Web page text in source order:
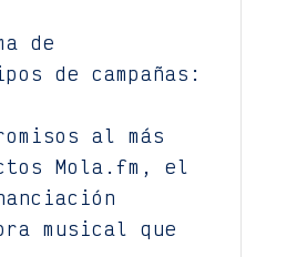
de
de campañas:
al más
Mola.fm, el
musical que